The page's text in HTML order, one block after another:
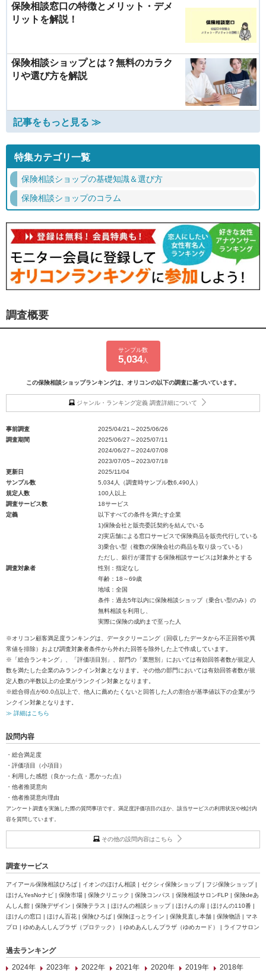
保険相談窓口の特徴とメリット・デメ
リットを解説！
保険相談ショップとは？無料のカラク
リや選び方を解説
記事をもっと見る ≫
特集カテゴリ一覧
保険相談ショップの基礎知識＆選び方
保険相談ショップのコラム
調査概要
サンプル数
5,034人
この保険相談ショップランキングは、オリコンの以下の調査に基づいています。
ジャンル・ランキング定義 調査詳細について
事前調査
2025/04/21～2025/06/26
調査期間
2025/06/27～2025/07/11
2024/06/27～2024/07/08
2023/07/05～2023/07/18
更新日
2025/11/04
サンプル数
5,034人（調査時サンプル数6,490人）
規定人数
100人以上
調査サービス数
18サービス
定義
以下すべての条件を満たす企業
1)保険会社と販売委託契約を結んでいる
2)実店舗による窓口サービスで保険商品を販売代行している
3)乗合い型（複数の保険会社の商品を取り扱っている）
ただし、銀行が運営する保険相談サービスは対象外とする
調査対象者
性別：指定なし
年齢：18～69歳
地域：全国
条件：過去5年以内に保険相談ショップ（乗合い型のみ）の
無料相談を利用し、
実際に保険の成約まで至った人
※オリコン顧客満足度ランキングは、データクリーニング（回収したデータから不正回答や異
常値を排除）および調査対象者条件から外れた回答を除外した上で作成しています。
※「総合ランキング」、「評価項目別」、部門の「業態別」においては有効回答者数が規定人
数を満たした企業のみランクイン対象となります。その他の部門においては有効回答者数が規
定人数の半数以上の企業がランクイン対象となります。
※総合得点が60.0点以上で、他人に薦めたくないと回答した人の割合が基準値以下の企業がラ
ンクイン対象となります。
≫ 詳細はこちら
設問内容
・総合満足度
・評価項目（小項目）
・利用した感想（良かった点・悪かった点）
・他者推奨意向
・他者推奨意向理由
アンケート調査を実施した際の質問事項です。満足度評価項目のほか、該当サービスの利用状況や検討内
容を質問しています。
その他の設問内容はこちら
調査サービス
アイアール保険相談ひろば | イオンのほけん相談 | ゼクシィ保険ショップ | フジ保険ショップ |
ほけんYesNoナビ | 保険市場 | 保険クリニック | 保険コンパス | 保険相談サロンFLP | 保険deあ
んしん館 | 保険デザイン | 保険テラス | ほけんの相談ショップ | ほけんの扉 | ほけんの110番 |
ほけんの窓口 | ほけん百花 | 保険ひろば | 保険ほっとライン | 保険見直し本舗 | 保険物語 | マネ
プロ | ゆめあんしんプラザ（プロテック） | ゆめあんしんプラザ（ゆめカード） | ライフサロン
過去ランキング
2024年
2023年 2022年 2021年 2020年 2019年
2018年